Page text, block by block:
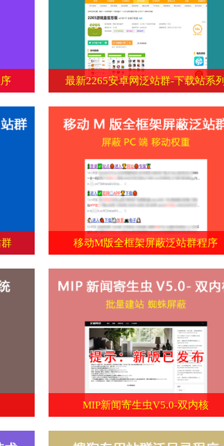
最新2265安卓网泛站群-下载站系列
移动M版全框架屏蔽泛站群程序
MIP新闻寄生虫V5.0-双内核